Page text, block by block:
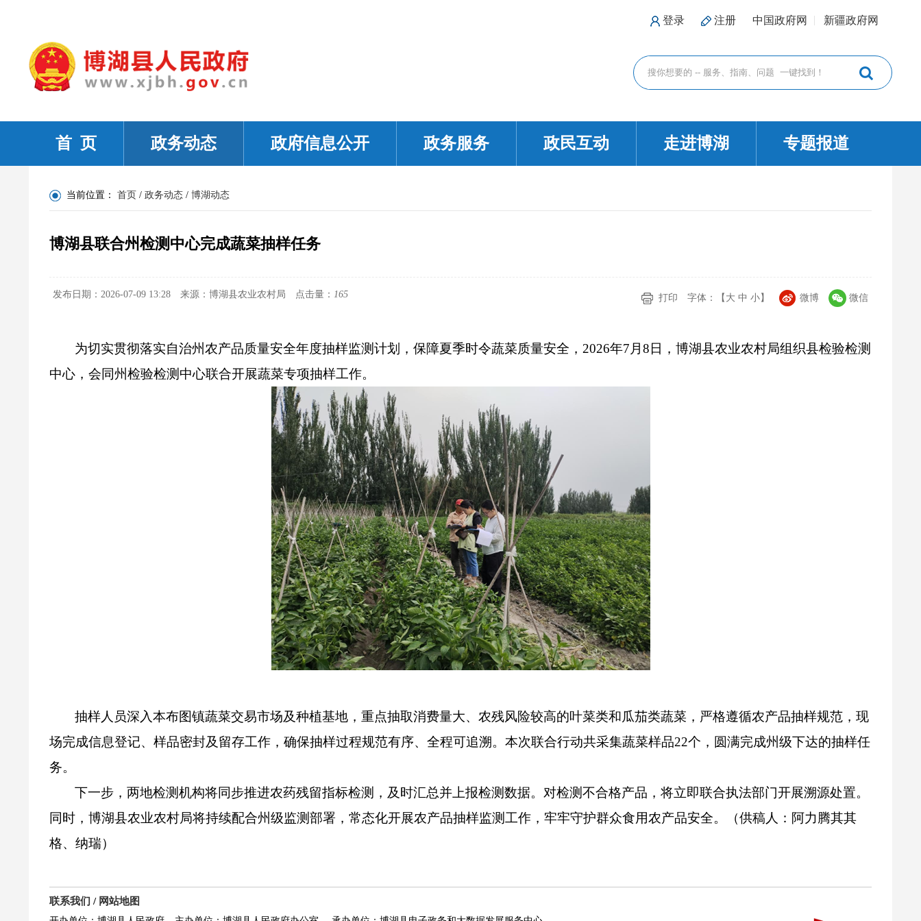
登录 注册 中国政府网 新疆政府网
首 页 政务动态 政府信息公开 政务服务 政民互动 走进博湖 专题报道
当前位置： 首页 / 政务动态 / 博湖动态
博湖县联合州检测中心完成蔬菜抽样任务
发布日期：2026-07-09 13:28 来源：博湖县农业农村局 点击量： 165 打印 字体：【 大 中 小 】 微博 微信
为切实贯彻落实自治州农产品质量安全年度抽样监测计划，保障夏季时令蔬菜质量安全， 2026年7 月8 日，博湖县农业农村局组织县检验检测
中心，会同州检验检测中心联合开展蔬菜专项抽样工作。
抽样人员深入本布图镇蔬菜交易市场及种植基地，重点抽取消费量大、农残风险较高的叶菜类和瓜茄类蔬菜，严格遵循农产品抽样规范，现
场完成信息登记、样品密封及留存工作，确保抽样过程规范有序、全程可追溯。本次联合行动共采集蔬菜样品22个，圆满完成州级下达的抽样任
务。
下一步，两地检测机构将同步推进农药残留指标检测，及时汇总并上报检测数据。对检测不合格产品，将立即联合执法部门开展溯源处置。
同时，博湖县农业农村局将持续配合州级监测部署，常态化开展农产品抽样监测工作，牢牢守护群众食用农产品安全。
（供稿人：阿力腾其其
格、纳瑞）
联系我们 / 网站地图